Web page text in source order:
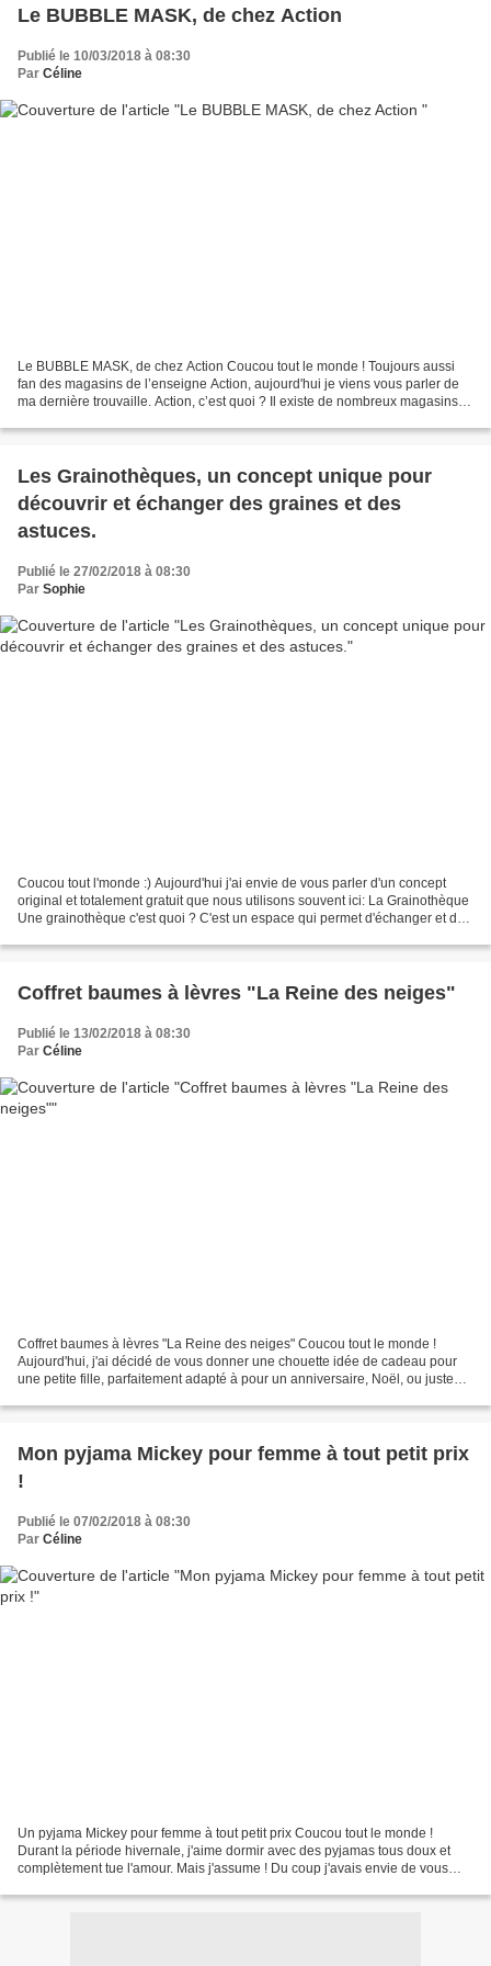
Le BUBBLE MASK, de chez Action
Publié le 10/03/2018 à 08:30
Par Céline
Le BUBBLE MASK, de chez Action Coucou tout le monde ! Toujours aussi
fan des magasins de l’enseigne Action, aujourd'hui je viens vous parler de
ma dernière trouvaille. Action, c’est quoi ? Il existe de nombreux magasins
Les Grainothèques, un concept unique pour
découvrir et échanger des graines et des
astuces.
Publié le 27/02/2018 à 08:30
Par Sophie
Coucou tout l'monde :) Aujourd'hui j'ai envie de vous parler d'un concept
original et totalement gratuit que nous utilisons souvent ici: La Grainothèque
Une grainothèque c'est quoi ? C'est un espace qui permet d'échanger et de
Coffret baumes à lèvres "La Reine des neiges"
Publié le 13/02/2018 à 08:30
Par Céline
Coffret baumes à lèvres "La Reine des neiges" Coucou tout le monde !
Aujourd'hui, j'ai décidé de vous donner une chouette idée de cadeau pour
une petite fille, parfaitement adapté à pour un anniversaire, Noël, ou juste
Mon pyjama Mickey pour femme à tout petit prix
!
Publié le 07/02/2018 à 08:30
Par Céline
Un pyjama Mickey pour femme à tout petit prix Coucou tout le monde !
Durant la période hivernale, j'aime dormir avec des pyjamas tous doux et
complètement tue l'amour. Mais j'assume ! Du coup j'avais envie de vous